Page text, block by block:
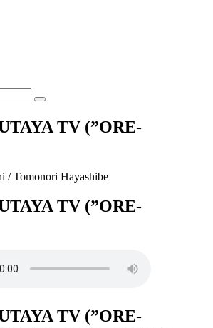
TV (”ORE-
/ Tomonori Hayashibe
TV (”ORE-
TV (”ORE-